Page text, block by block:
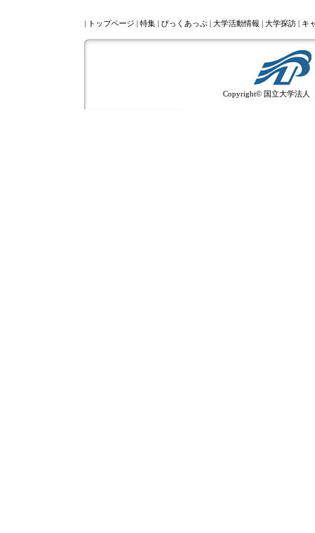
| トップページ | 特集 | ぴっくあっぷ | 大学活動情報 | 大学探訪 | キ
Copyright© 国立大学法人